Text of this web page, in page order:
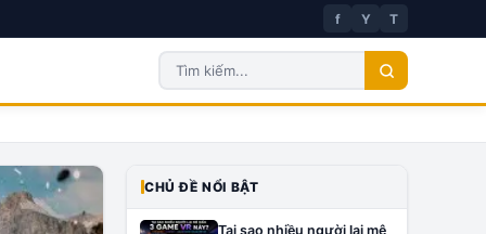
f Y T
CHỦ ĐỀ NỔI BẬT
Tại sao nhiều người lại mê